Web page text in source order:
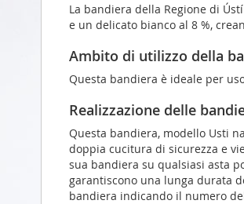
La bandiera della Regione di
e un delicato bianco al 8 %,
Ambito di utilizzo della
Questa bandiera è ideale per
Realizzazione delle
Questa bandiera, modello Usti
doppia cucitura di sicurezza e
sua bandiera su qualsiasi asta
garantiscono una lunga durata
bandiera indicando il numero